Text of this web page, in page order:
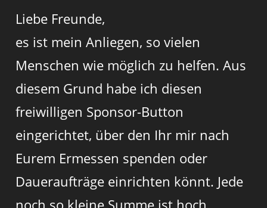
Liebe Freunde,
es ist mein Anliegen, so vielen
Menschen wie möglich zu helfen. Aus
diesem Grund habe ich diesen
freiwilligen Sponsor-Button
eingerichtet, über den Ihr mir nach
Eurem Ermessen spenden oder
Daueraufträge einrichten könnt. Jede